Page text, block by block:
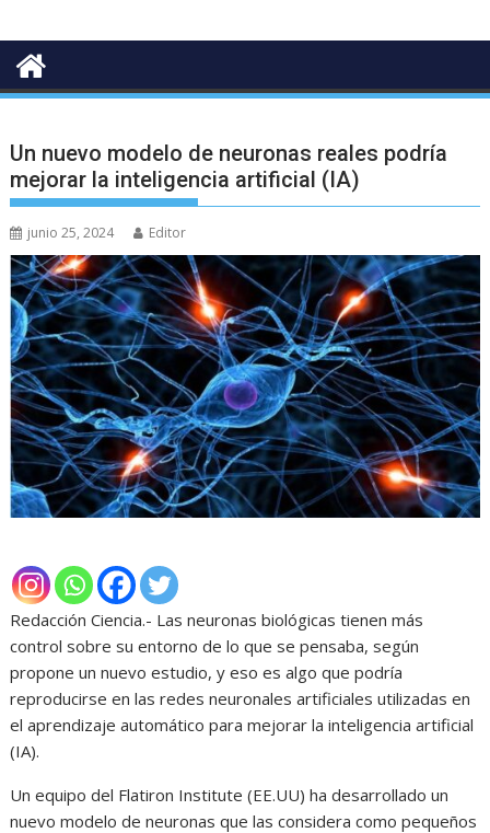
Un nuevo modelo de neuronas reales podría
mejorar la inteligencia artificial (IA)
junio 25, 2024 Editor
Redacción Ciencia.- Las neuronas biológicas tienen más
control sobre su entorno de lo que se pensaba, según
propone un nuevo estudio, y eso es algo que podría
reproducirse en las redes neuronales artificiales utilizadas en
el aprendizaje automático para mejorar la inteligencia artificial
(IA).
Un equipo del Flatiron Institute (EE.UU) ha desarrollado un
nuevo modelo de neuronas que las considera como pequeños